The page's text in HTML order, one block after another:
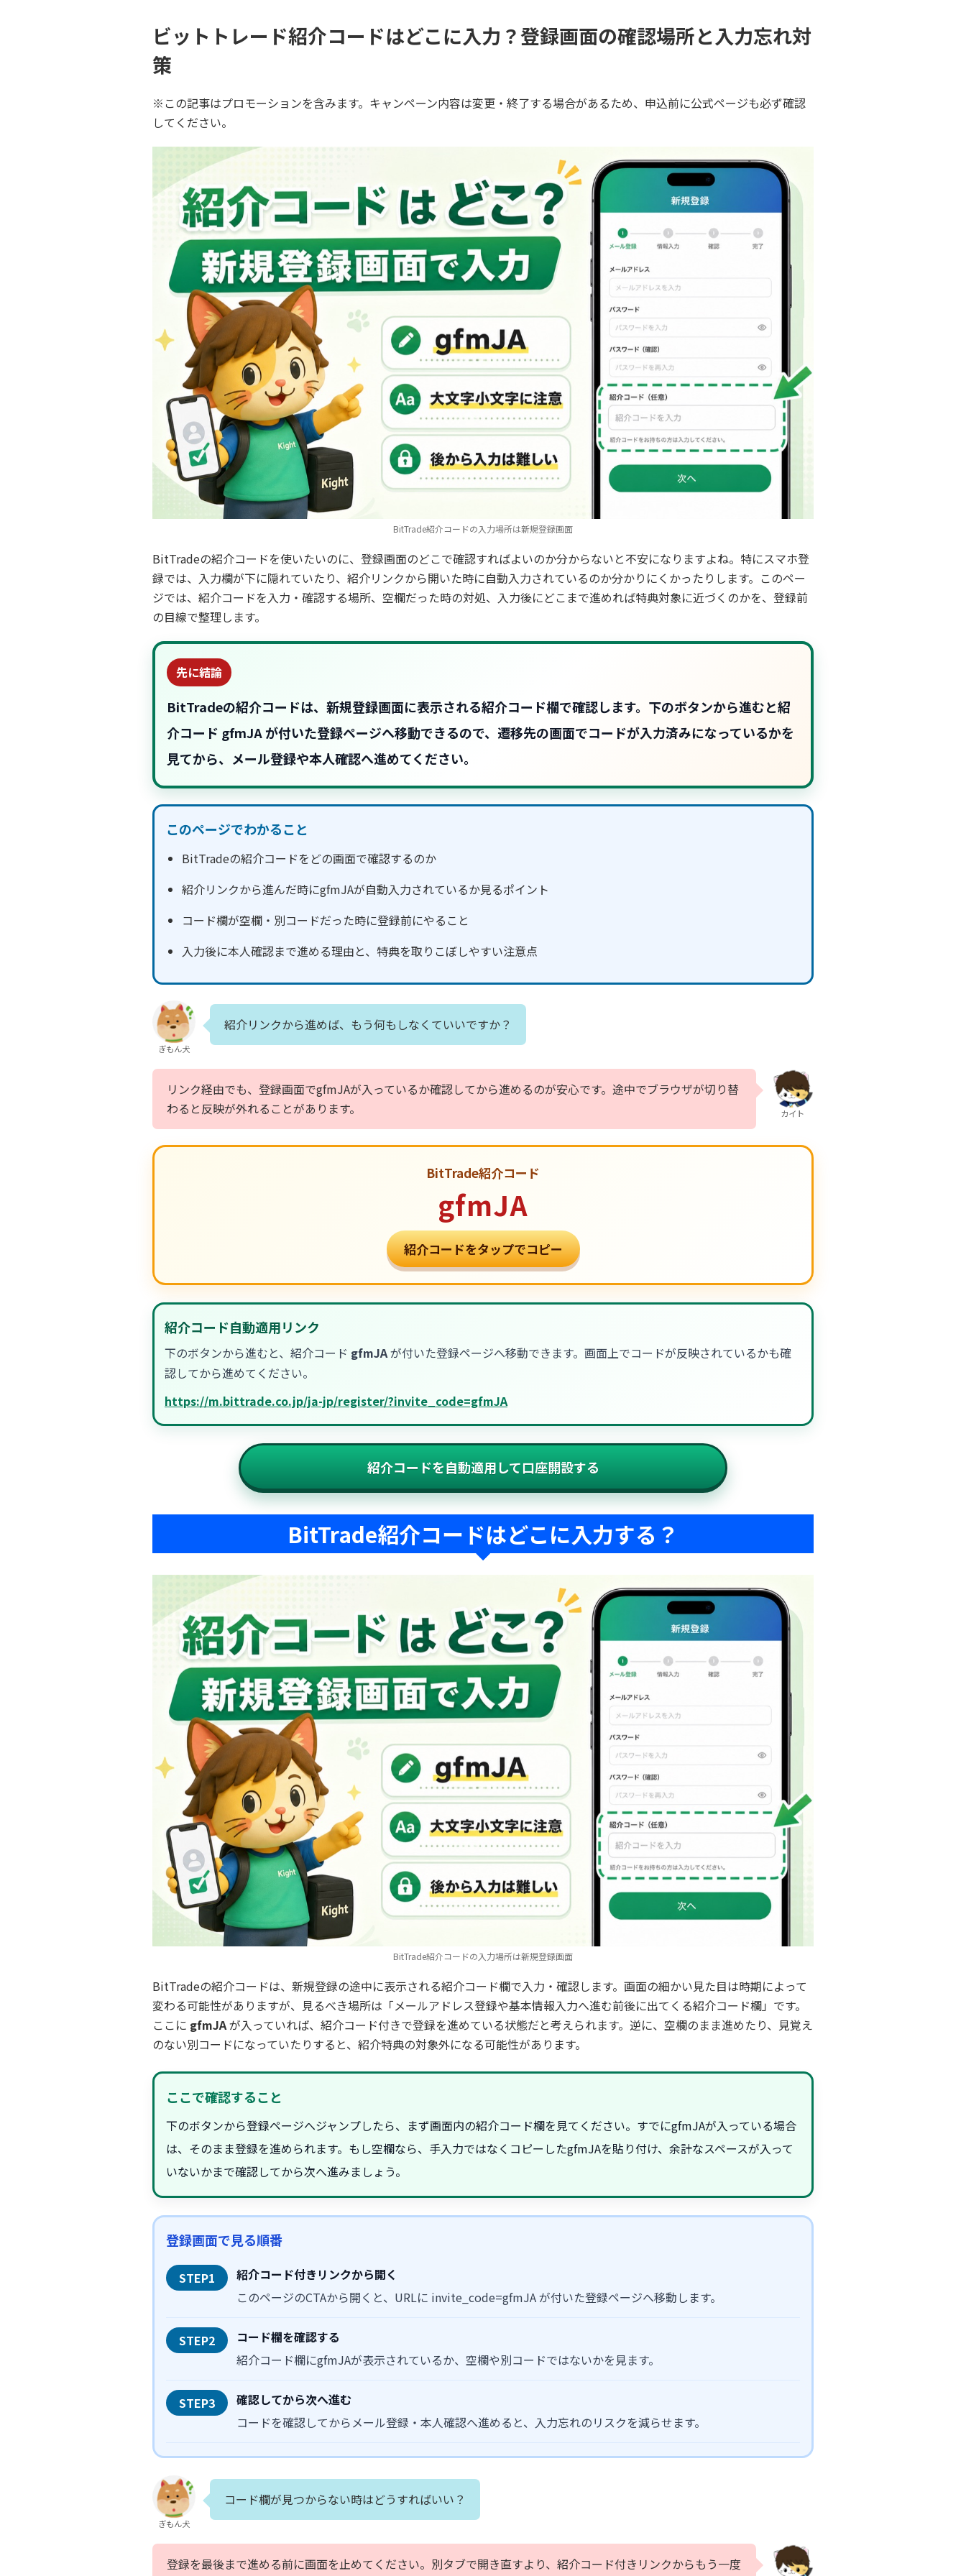
ビットトレード紹介コードはどこに入力？登録画面の確認場所と入力忘れ対
策
※この記事はプロモーションを含みます。キャンペーン内容は変更・終了する場合があるため、申込前に公式ページも必ず確認
してください。
BitTrade紹介コードの入力場所は新規登録画面
BitTradeの紹介コードを使いたいのに、登録画面のどこで確認すればよいのか分からないと不安になりますよね。特にスマホ登
録では、入力欄が下に隠れていたり、紹介リンクから開いた時に自動入力されているのか分かりにくかったりします。このペー
ジでは、紹介コードを入力・確認する場所、空欄だった時の対処、入力後にどこまで進めれば特典対象に近づくのかを、登録前
の目線で整理します。
先に結論
BitTradeの紹介コードは、新規登録画面に表示される紹介コード欄で確認します。下のボタンから進むと紹
介コード gfmJAが付いた登録ページへ移動できるので、遷移先の画面でコードが入力済みになっているかを
見てから、メール登録や本人確認へ進めてください。
このページでわかること
BitTradeの紹介コードをどの画面で確認するのか
紹介リンクから進んだ時にgfmJAが自動入力されているか見るポイント
コード欄が空欄・別コードだった時に登録前にやること
入力後に本人確認まで進める理由と、特典を取りこぼしやすい注意点
ぎもん犬
紹介リンクから進めば、もう何もしなくていいですか？
リンク経由でも、登録画面でgfmJAが入っているか確認してから進めるのが安心です。途中でブラウザが切り替
わると反映が外れることがあります。
カイト
BitTrade紹介コード
gfmJA
紹介コードをタップでコピー
紹介コード自動適用リンク
下のボタンから進むと、紹介コード gfmJAが付いた登録ページへ移動できます。画面上でコードが反映されているかも確
認してから進めてください。
https://m.bittrade.co.jp/ja-jp/register/?invite_code=gfmJA
紹介コードを自動適用して口座開設する
BitTrade紹介コードはどこに入力する？
BitTrade紹介コードの入力場所は新規登録画面
BitTradeの紹介コードは、新規登録の途中に表示される紹介コード欄で入力・確認します。画面の細かい見た目は時期によって
変わる可能性がありますが、見るべき場所は「メールアドレス登録や基本情報入力へ進む前後に出てくる紹介コード欄」です。
ここに gfmJAが入っていれば、紹介コード付きで登録を進めている状態だと考えられます。逆に、空欄のまま進めたり、見覚え
のない別コードになっていたりすると、紹介特典の対象外になる可能性があります。
ここで確認すること
下のボタンから登録ページへジャンプしたら、まず画面内の紹介コード欄を見てください。すでにgfmJAが入っている場合
は、そのまま登録を進められます。もし空欄なら、手入力ではなくコピーしたgfmJAを貼り付け、余計なスペースが入って
いないかまで確認してから次へ進みましょう。
登録画面で見る順番
STEP1
紹介コード付きリンクから開く
このページのCTAから開くと、URLに invite_code=gfmJA が付いた登録ページへ移動します。
STEP2
コード欄を確認する
紹介コード欄にgfmJAが表示されているか、空欄や別コードではないかを見ます。
STEP3
確認してから次へ進む
コードを確認してからメール登録・本人確認へ進めると、入力忘れのリスクを減らせます。
ぎもん犬
コード欄が見つからない時はどうすればいい？
登録を最後まで進める前に画面を止めてください。別タブで開き直すより、紹介コード付きリンクからもう一度